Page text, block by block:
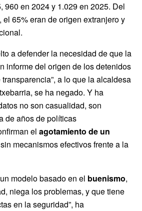
960 en 2024 y 1.029 en 2025. Del
65% eran de origen extranjero y
a defender la necesidad de que la
informe del origen de los detenidos
a lo que la alcaldesa
se ha negado. Y ha
no son casualidad, son
de años de políticas
el agotamiento de un
sin mecanismos efectivos frente a la
modelo basado en el buenismo,
niega los problemas, y que tiene
en la seguridad”, ha